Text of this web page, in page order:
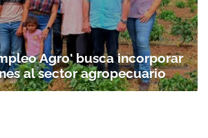
Agro' busca incorporar
al sector agropecuario